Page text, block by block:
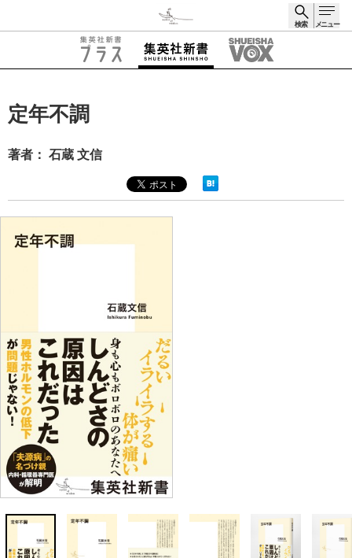
検索 メニュー
定年不調
著者： 石蔵 文信